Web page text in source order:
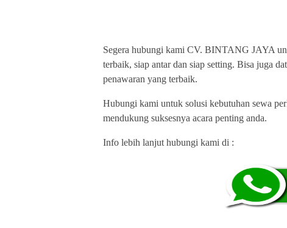
Segera hubungi kami CV. BINTANG JAYA
terbaik, siap antar dan siap setting. Bisa juga
penawaran yang terbaik.
Hubungi kami untuk solusi kebutuhan sewa
mendukung suksesnya acara penting anda.
Info lebih lanjut hubungi kami di :